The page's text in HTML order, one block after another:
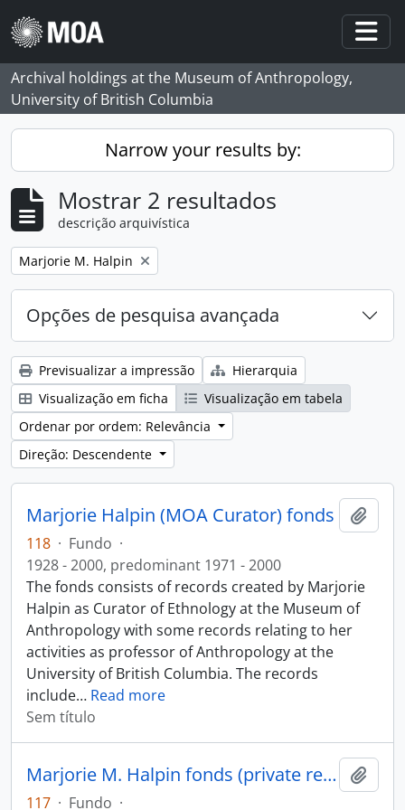
Skip to main content
Archival holdings at the Museum of Anthropology,
University of British Columbia
Narrow your results by:
Mostrar 2 resultados
descrição arquivística
Remove filter:
Marjorie M. Halpin
Opções de pesquisa avançada
Previsualizar a impressão
Hierarquia
Visualização em ficha
Visualização em tabela
Ordenar por ordem: Relevância
Direção: Descendente
Marjorie Halpin (MOA Curator) fonds
118 · Fundo ·
1928 - 2000, predominant 1971 - 2000
The fonds consists of records created by Marjorie
Halpin as Curator of Ethnology at the Museum of
Anthropology with some records relating to her
activities as professor of Anthropology at the
University of British Columbia. The records
include… Read more
Sem título
Marjorie M. Halpin fonds (private records)
117 · Fundo ·